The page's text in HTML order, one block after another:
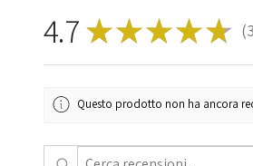
4.7 ★★★★★
Questo prodotto non ha ancora